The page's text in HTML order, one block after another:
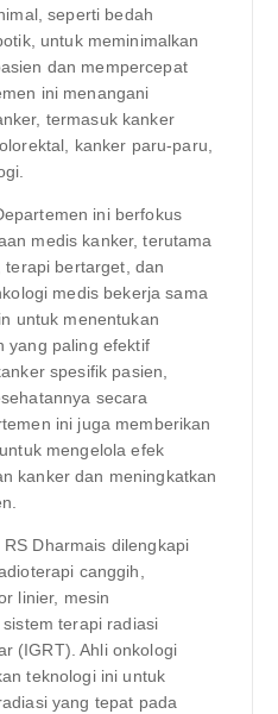
seperti bedah
untuk meminimalkan
dan mempercepat
ini menangani
termasuk kanker
kanker paru-paru,
ini berfokus
medis kanker, terutama
terapi bertarget, dan
medis bekerja sama
untuk menentukan
yang paling efektif
spesifik pasien,
secara
ini juga memberikan
mengelola efek
kanker dan meningkatkan
RS Dharmais dilengkapi
canggih,
linier, mesin
terapi radiasi
(IGRT). Ahli onkologi
teknologi ini untuk
yang tepat pada